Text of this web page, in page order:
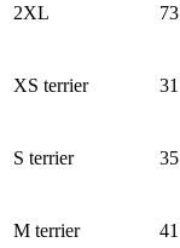
2XL 73
XS terrier 31
S terrier 35
M terrier 41